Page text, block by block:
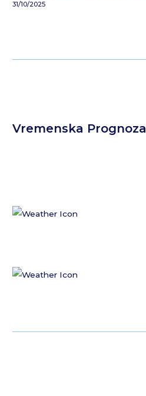
31/10/2025
Vremenska Prognoza